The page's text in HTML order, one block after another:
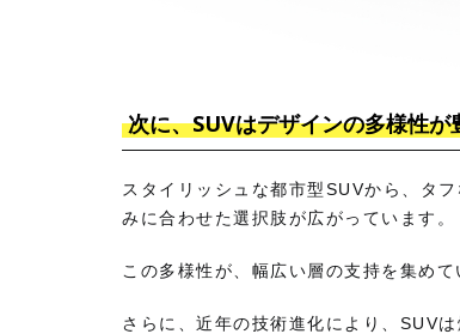
次に、SUVはデザインの多様性が
スタイリッシュな都市型SUVから、タ
みに合わせた選択肢が広がっています。
この多様性が、幅広い層の支持を集めて
さらに、近年の技術進化により、SUV